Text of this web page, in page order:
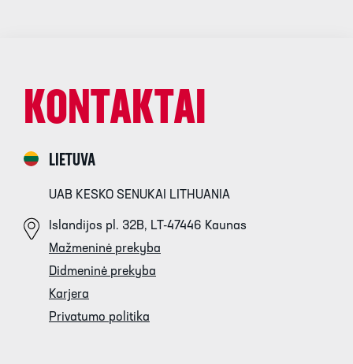
KONTAKTAI
LIETUVA
UAB KESKO SENUKAI LITHUANIA
Islandijos pl. 32B, LT-47446 Kaunas
Mažmeninė prekyba
Didmeninė prekyba
Karjera
Privatumo politika